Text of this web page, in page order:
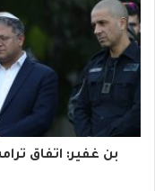
ر
ي
د
ك
ا
بن غفير: اتفاق